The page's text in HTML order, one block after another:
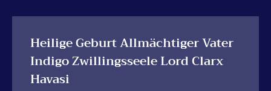
Heilige Geburt Allmächtiger Vater
Indigo Zwillingsseele Lord Clarx
Havasi